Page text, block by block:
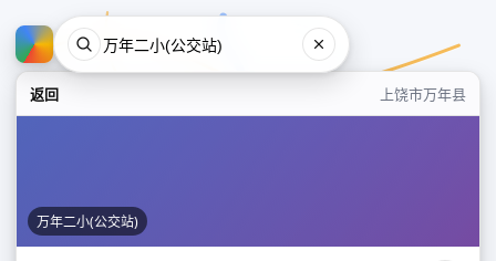
返回 上饶市万年县
万年二小(公交站)